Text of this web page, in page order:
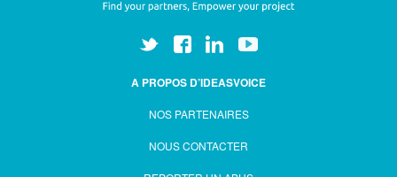
A PROPOS D’IDEASVOICE
NOS PARTENAIRES
NOUS CONTACTER